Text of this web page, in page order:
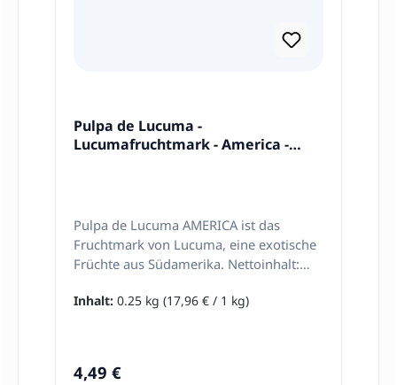
Pulpa de Lucuma -
Lucumafruchtmark - America -
Pulpa de Lucuma AMERICA ist das
Fruchtmark von Lucuma, eine exotische
Früchte aus Südamerika. Nettoinhalt:
Inhalt: 0.25 kg (17,96 € / 1 kg)
Regulärer Preis:
4,49 €